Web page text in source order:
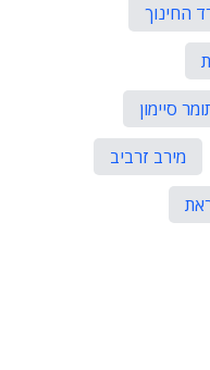
החינוך
סיימון
מירב זרביב